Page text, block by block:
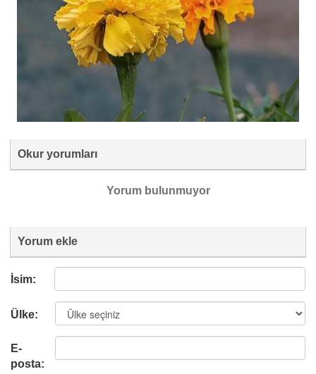
Okur yorumları
Yorum bulunmuyor
Yorum ekle
İsim:
Ülke:
E-
posta: